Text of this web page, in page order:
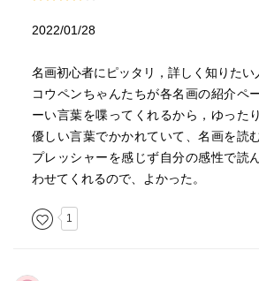
2022/01/28
名画初心者にピッタリ，詳しく知りたい
コウペンちゃんたちが各名画の紹介ペ
ーい言葉を喋ってくれるから，ゆった
優しい言葉でかかれていて、名画を読
プレッシャーを感じず自分の感性で読
わせてくれるので、よかった。
1